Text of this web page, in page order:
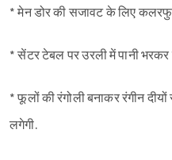
* मेन डोर की सजावट के लिए
* सेंटर टेबल पर उरली में पानी
* फूलों की रंगोली बनाकर रंगीन
लगेगी.